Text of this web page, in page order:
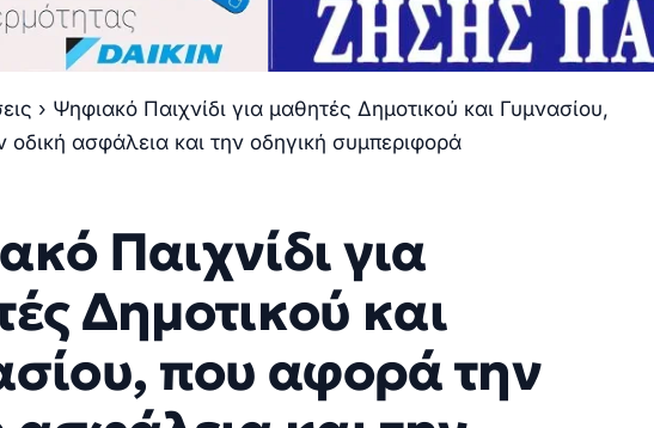
› Ψηφιακό Παιχνίδι για μαθητές Δημοτικού και Γυμνασίου,
ασφάλεια και την οδηγική συμπεριφορά
Παιχνίδι για
Δημοτικού και
που αφορά την